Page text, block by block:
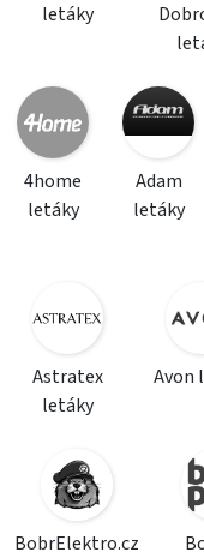
letáky
4home
letáky
Adam
letáky
Astratex
letáky
Avon
BobrElektro.cz